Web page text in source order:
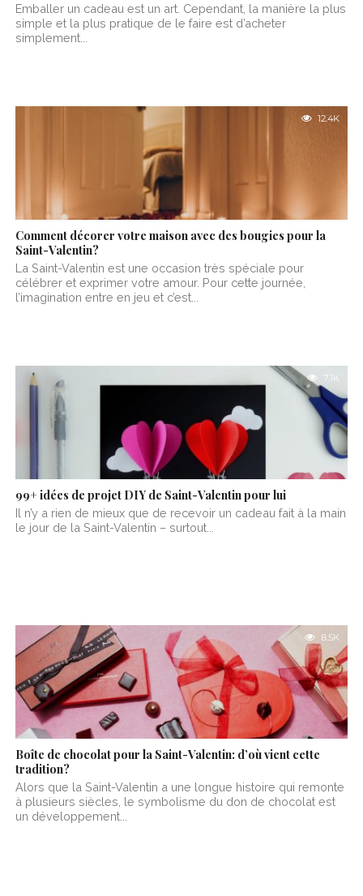
Emballer un cadeau est un art. Cependant, la manière la plus
simple et la plus pratique de le faire est d’acheter
simplement...
12.4K
Comment décorer votre maison avec des bougies pour la
Saint-Valentin?
La Saint-Valentin est une occasion très spéciale pour
célébrer et exprimer votre amour. Pour cette journée,
l’imagination entre en jeu et c’est...
7.1K
99+ idées de projet DIY de Saint-Valentin pour lui
Il n’y a rien de mieux que de recevoir un cadeau fait à la main
le jour de la Saint-Valentin – surtout...
8.5K
Boîte de chocolat pour la Saint-Valentin: d’où vient cette
tradition?
Alors que la Saint-Valentin a une longue histoire qui remonte
à plusieurs siècles, le symbolisme du don de chocolat est
un développement...